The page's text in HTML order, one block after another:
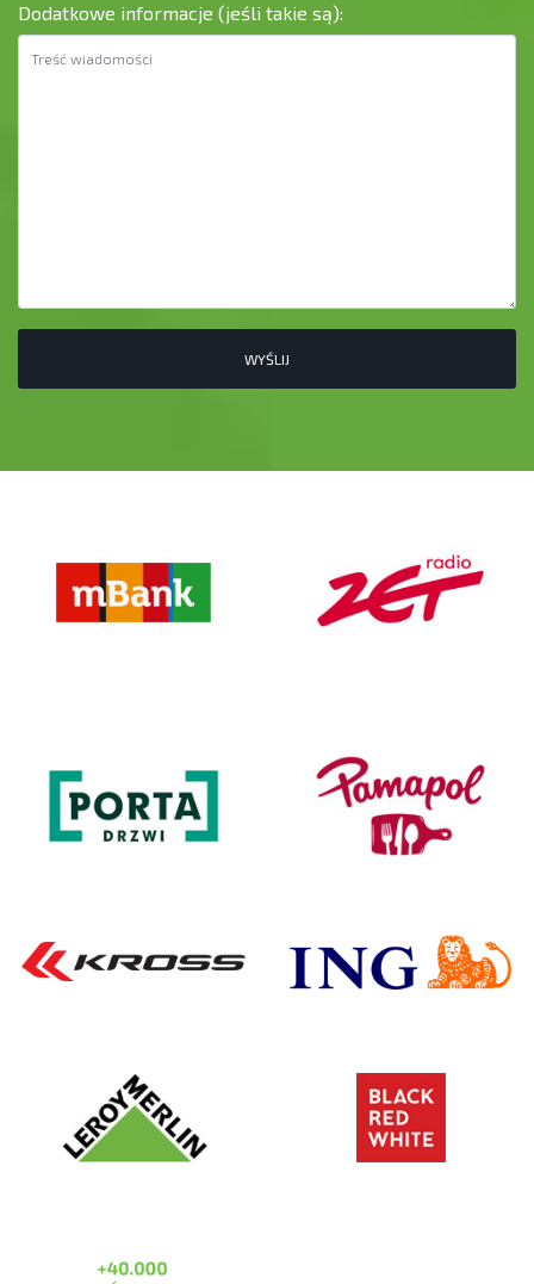
Dodatkowe informacje (jeśli takie są):
WYŚLIJ